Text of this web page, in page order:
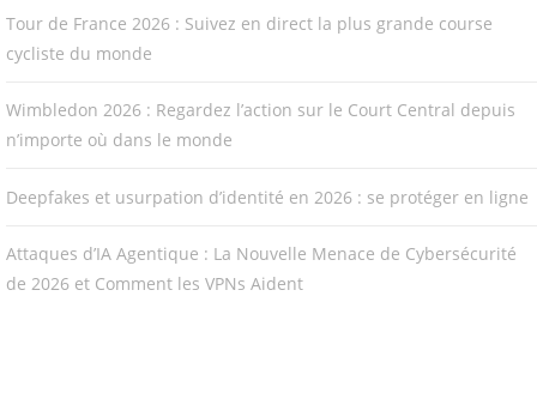
Tour de France 2026 : Suivez en direct la plus grande course
cycliste du monde
Wimbledon 2026 : Regardez l’action sur le Court Central depuis
n’importe où dans le monde
Deepfakes et usurpation d’identité en 2026 : se protéger en ligne
Attaques d’IA Agentique : La Nouvelle Menace de Cybersécurité
de 2026 et Comment les VPNs Aident